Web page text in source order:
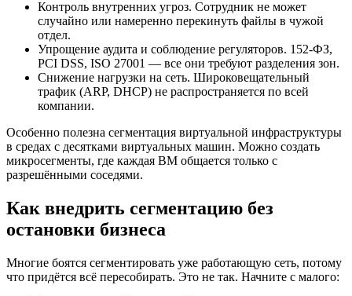
Контроль внутренних угроз. Сотрудник не может
случайно или намеренно перекинуть файлы в чужой
отдел.
Упрощение аудита и соблюдение регуляторов. 152-ФЗ,
PCI DSS, ISO 27001 — все они требуют разделения зон.
Снижение нагрузки на сеть. Широковещательный
трафик (ARP, DHCP) не распространяется по всей
компании.
Особенно полезна сегментация виртуальной инфраструктуры
в средах с десятками виртуальных машин. Можно создать
микросегменты, где каждая ВМ общается только с
разрешёнными соседями.
Как внедрить сегментацию без
остановки бизнеса
Многие боятся сегментировать уже работающую сеть, потому
что придётся всё пересобирать. Это не так. Начните с малого: